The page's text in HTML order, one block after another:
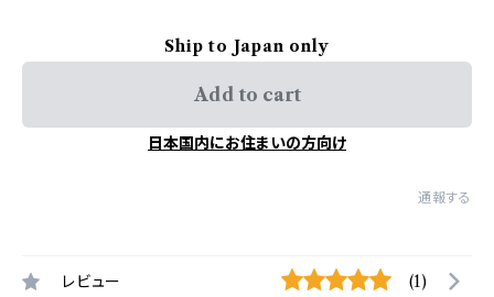
Ship to Japan only
Add to cart
日本国内にお住まいの方向け
通報する
レビュー (1)